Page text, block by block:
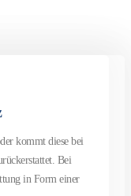
kommt diese bei
Bei
in Form einer